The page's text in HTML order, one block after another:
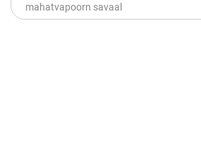
mahatvapoorn savaal